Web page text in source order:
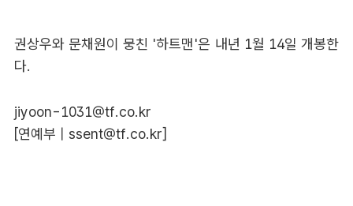
권상우와 문채원이 뭉친 '하트맨'은 내년 1월 14일 개봉한
다.
jiyoon-1031@tf.co.kr
[연예부 | ssent@tf.co.kr]